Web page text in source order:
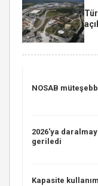
NOSAB
2026'ya
geriledi
Kapasite